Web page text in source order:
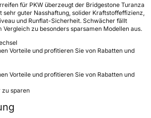
für PKW überzeugt der Bridgestone Turanza
sehr guter Nasshaftung, solider Kraftstoffeffizienz,
und Runflat-Sicherheit. Schwächer fällt
Vergleich zu besonders sparsamen Modellen aus.
Vorteile und profitieren Sie von Rabatten und
Vorteile und profitieren Sie von Rabatten und
zu sparen